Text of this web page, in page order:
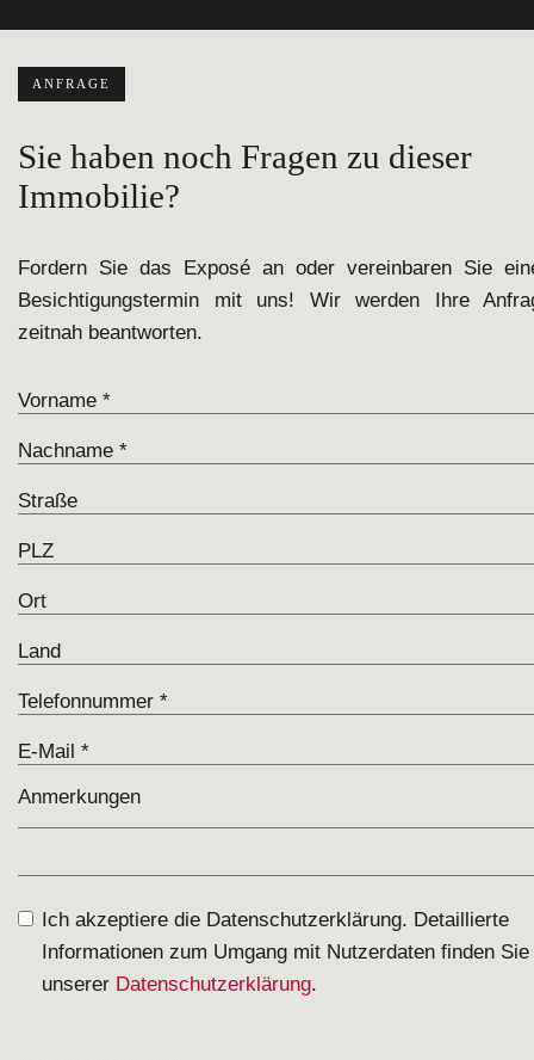
ANFRAGE
Sie haben noch Fragen zu dieser
Immobilie?
Fordern Sie das Exposé an oder vereinbaren Sie
Besichtigungstermin mit uns! Wir werden Ihre
zeitnah beantworten.
Ich akzeptiere die Datenschutzerklärung. Detaillierte
Informationen zum Umgang mit Nutzerdaten finden Sie
unserer Datenschutzerklärung.